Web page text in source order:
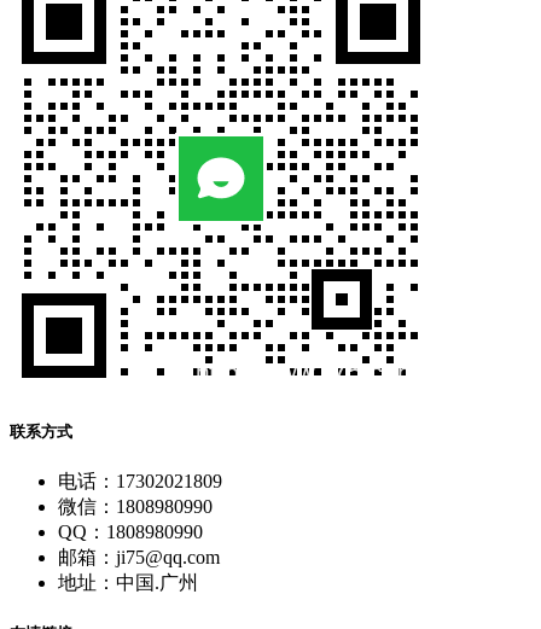
联系方式
电话：17302021809
微信：1808980990
QQ：1808980990
邮箱：ji75@qq.com
地址：中国.广州